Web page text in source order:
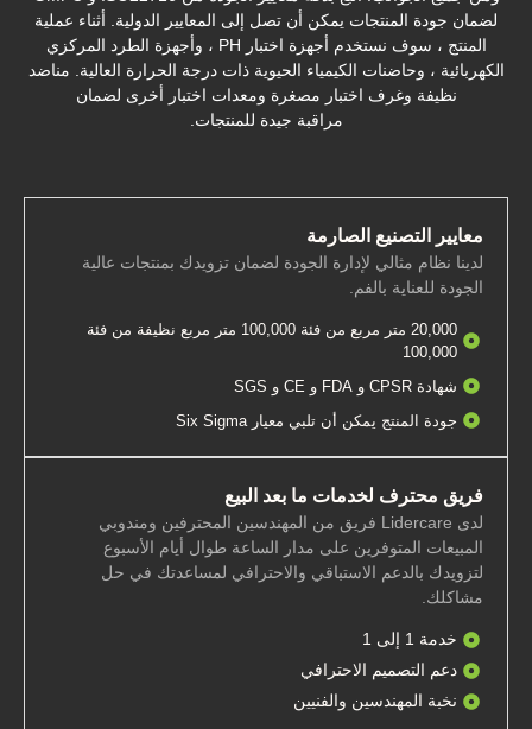
لضمان جودة المنتجات يمكن أن تصل إلى المعايير الدولية. أثناء عملية
المنتج ، سوف نستخدم أجهزة اختبار PH ، وأجهزة الطرد المركزي
الكهربائية ، وحاضنات الكيمياء الحيوية ذات درجة الحرارة العالية. مناضد
نظيفة وغرف اختبار مصغرة ومعدات اختبار أخرى لضمان
مراقبة جيدة للمنتجات.
معايير التصنيع الصارمة
لدينا نظام مثالي لإدارة الجودة لضمان تزويدك بمنتجات عالية
الجودة للعناية بالفم.
20,000 متر مربع من فئة 100,000 متر مربع نظيفة من فئة
100,000
شهادة CPSR و FDA و CE و SGS
جودة المنتج يمكن أن تلبي معيار Six Sigma
فريق محترف لخدمات ما بعد البيع
لدى Lidercare فريق من المهندسين المحترفين ومندوبي
المبيعات المتوفرين على مدار الساعة طوال أيام الأسبوع
لتزويدك بالدعم الاستباقي والاحترافي لمساعدتك في حل
مشاكلك.
خدمة 1 إلى 1
دعم التصميم الاحترافي
نخبة المهندسين والفنيين